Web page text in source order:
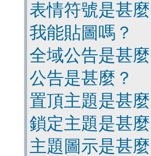
表情符號是甚麼
我能貼圖嗎？
全域公告是甚麼
公告是甚麼？
置頂主題是甚麼
鎖定主題是甚麼
主題圖示是甚麼